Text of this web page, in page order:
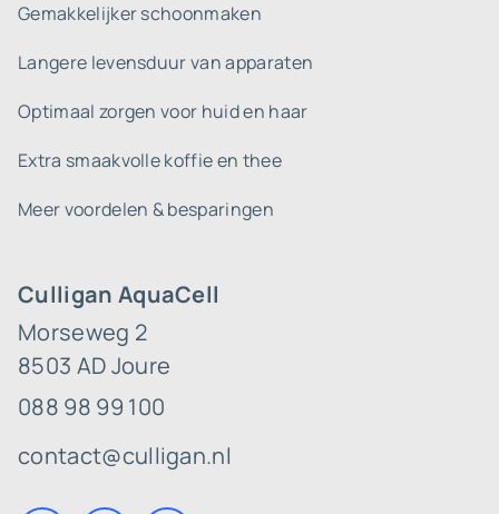
Culligan AquaCell
Morseweg 2
8503 AD Joure
088 98 99 100
contact@culligan.nl
Gemakkelijker schoonmaken
Langere levensduur van apparaten
Optimaal zorgen voor huid en haar
Extra smaakvolle koffie en thee
Meer voordelen & besparingen